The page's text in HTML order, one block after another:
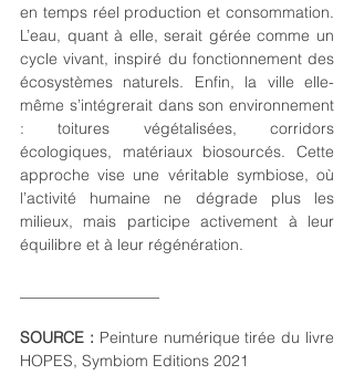
en temps réel production et consommation.
L’eau, quant à elle, serait gérée comme un
cycle vivant, inspiré du fonctionnement des
écosystèmes naturels. Enfin, la ville elle-
même s’intégrerait dans son environnement
: toitures végétalisées, corridors
écologiques, matériaux biosourcés. Cette
approche vise une véritable symbiose, où
l’activité humaine ne dégrade plus les
milieux, mais participe activement à leur
équilibre et à leur régénération.
SOURCE : Peinture numérique tirée du livre
HOPES, Symbiom Editions 2021